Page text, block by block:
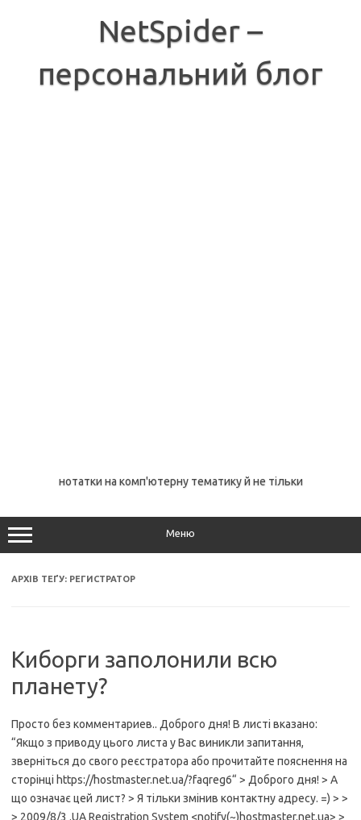
NetSpider –
персональний блог
нотатки на комп'ютерну тематику й не тільки
Меню
АРХІВ ТЕҐУ: РЕГИСТРАТОР
Киборги заполонили всю
планету?
Просто без комментариев.. Доброго дня! В листі вказано:
“Якщо з приводу цього листа у Вас виникли запитання,
зверніться до свого реєстратора або прочитайте пояснення на
сторінці https://hostmaster.net.ua/?faqreg6“ > Доброго дня! > А
що означає цей лист? > Я тільки змінив контактну адресу. =) > >
> 2009/8/3 .UA Registration System <notify(~)hostmaster.net.ua> >